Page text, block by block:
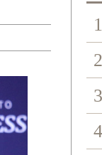
1
2
3
4